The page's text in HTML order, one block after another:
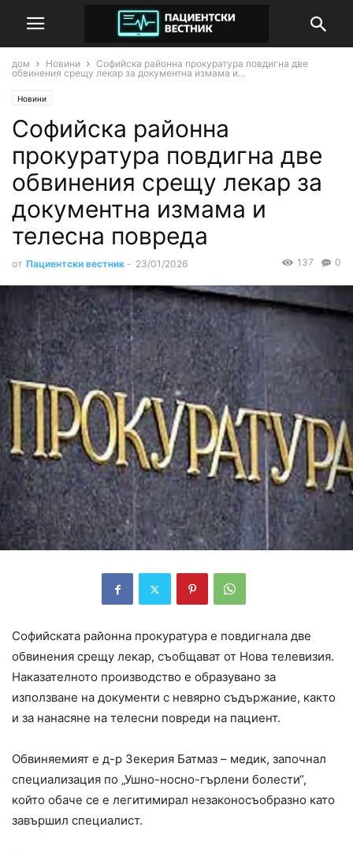
дом Новини
Софийска районна прокуратура повдигна две
обвинения срещу лекар за документна измама и...
Новини
Софийска районна
прокуратура повдигна две
обвинения срещу лекар за
документна измама и
телесна повреда
от Пациентски вестник - 23/01/2026 0
137
Софийската районна прокуратура е повдигнала две
обвинения срещу лекар, съобщават от Нова телевизия.
Наказателното производство е образувано за
използване на документи с невярно съдържание, както
и за нанасяне на телесни повреди на пациент.
Обвиняемият е д-р Зекерия Батмаз – медик, започнал
специализация по „Ушно-носно-гърлени болести“,
който обаче се е легитимирал незаконосъобразно като
завършил специалист.